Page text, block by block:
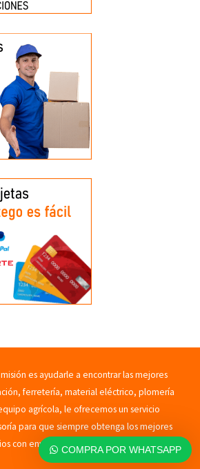
COMPRA POR WHATSAPP
es ayudarle a encontrar las mejores
ferretería, material eléctrico, plomería
agrícola, le ofrecemos un servicio
para que siempre obtenga los mejores
con envíos rápidos. 2023